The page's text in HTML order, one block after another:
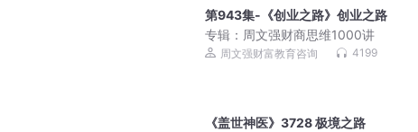
第943集-《创业之路》创业之路
专辑： 周文强财商思维1000讲
周文强财富教育咨询 4199
《盖世神医》3728 极境之路